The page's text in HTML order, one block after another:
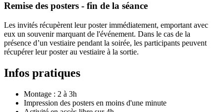
Remise des posters - fin de la séance
Les invités récupèrent leur poster immédiatement, emportant avec
eux un souvenir marquant de l'événement. Dans le cas de la
présence d’un vestiaire pendant la soirée, les participants peuvent
récupérer leur poster au vestiaire à la sortie.
Infos pratiques
Montage : 2 à 3h
Impression des posters en moins d'une minute